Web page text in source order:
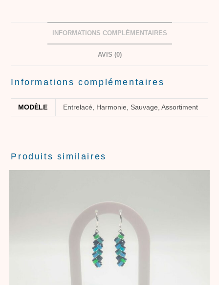
INFORMATIONS COMPLÉMENTAIRES
AVIS (0)
Informations complémentaires
MODÈLE Entrelacé, Harmonie, Sauvage, Assortiment
Produits similaires